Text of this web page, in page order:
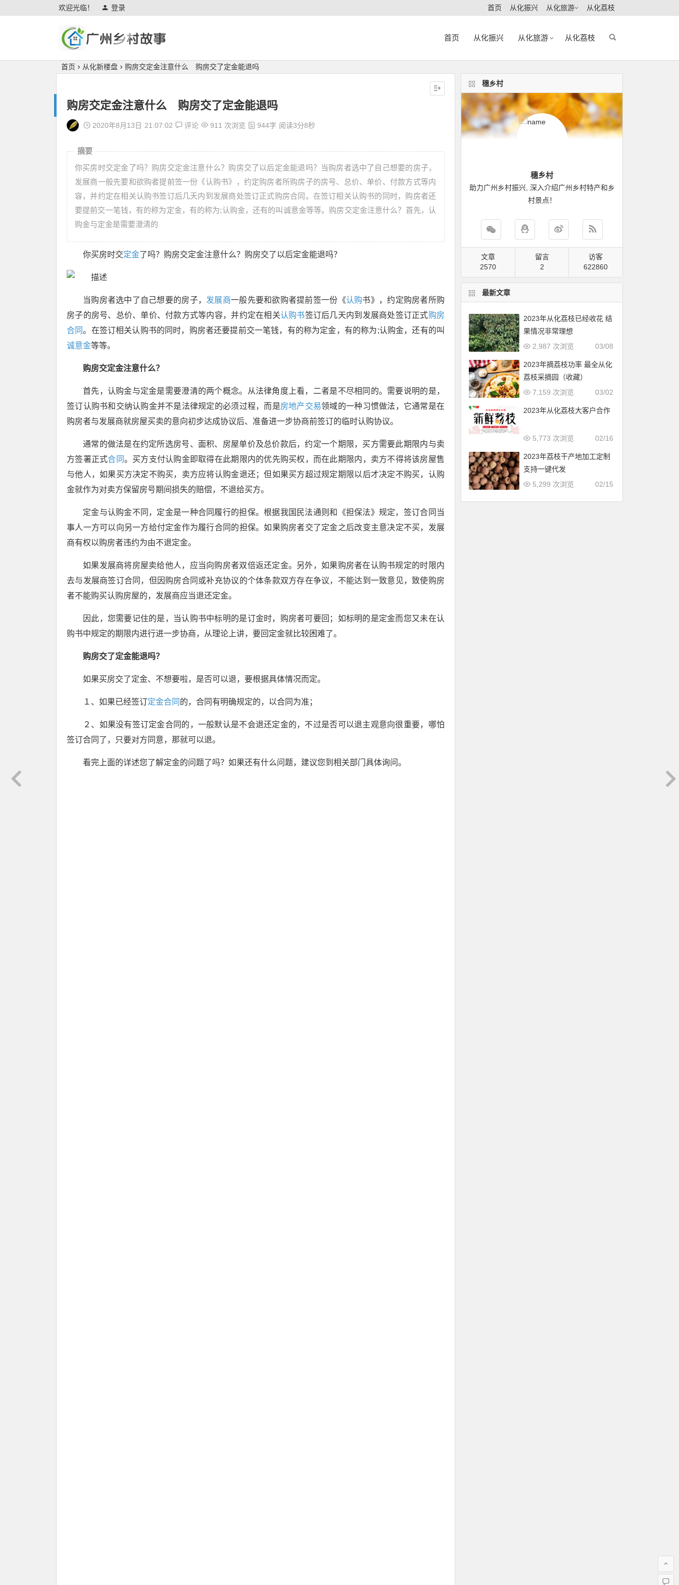
欢迎光临！ 登录 首页 从化振兴 从化旅游 从化荔枝
广州乡村故事
首页 从化振兴 从化旅游 从化荔枝
首页 从化新楼盘 购房交定金注意什么 购房交了定金能退吗
购房交定金注意什么 购房交了定金能退吗
2020年8月13日 21:07:02 评论 911 次浏览 944字 阅读3分8秒
摘要
你买房时交定金了吗？购房交定金注意什么？购房交了以后定金能退吗？当购房者选中了自己想要的房子，
发展商一般先要和欲购者提前签一份《认购书》，约定购房者所购房子的房号、总价、单价、付款方式等内
容，并约定在相关认购书签订后几天内到发展商处签订正式购房合同。在签订相关认购书的同时，购房者还
要提前交一笔钱，有的称为定金，有的称为;认购金，还有的叫诚意金等等。购房交定金注意什么？首先，认
购金与定金是需要澄清的
你买房时交定金了吗？购房交定金注意什么？购房交了以后定金能退吗？
当购房者选中了自己想要的房子， 发展商一般先要和欲购者提前签一份《认购书》，约定购房者所购
房子的房号、总价、单价、付款方式等内容，并约定在相关认购书签订后几天内到发展商处签订正式购房
合同。在签订相关认购书的同时，购房者还要提前交一笔钱，有的称为定金，有的称为;认购金，还有的叫
诚意金等等。
购房交定金注意什么？
首先，认购金与定金是需要澄清的两个概念。从法律角度上看，二者是不尽相同的。需要说明的是，
签订认购书和交纳认购金并不是法律规定的必须过程，而是房地产交易领域的一种习惯做法，它通常是在
购房者与发展商就房屋买卖的意向初步达成协议后、准备进一步协商前签订的临时认购协议。
通常的做法是在约定所选房号、面积、房屋单价及总价款后，约定一个期限，买方需要此期限内与卖
方签署正式合同。买方支付认购金即取得在此期限内的优先购买权，而在此期限内，卖方不得将该房屋售
与他人，如果买方决定不购买，卖方应将认购金退还；但如果买方超过规定期限以后才决定不购买，认购
金就作为对卖方保留房号期间损失的赔偿，不退给买方。
定金与认购金不同，定金是一种合同履行的担保。根据我国民法通则和《担保法》规定，签订合同当
事人一方可以向另一方给付定金作为履行合同的担保。如果购房者交了定金之后改变主意决定不买，发展
商有权以购房者违约为由不退定金。
如果发展商将房屋卖给他人，应当向购房者双倍返还定金。另外，如果购房者在认购书规定的时限内
去与发展商签订合同，但因购房合同或补充协议的个体条款双方存在争议，不能达到一致意见，致使购房
者不能购买认购房屋的，发展商应当退还定金。
因此，您需要记住的是，当认购书中标明的是订金时，购房者可要回；如标明的是定金而您又未在认
购书中规定的期限内进行进一步协商，从理论上讲，要回定金就比较困难了。
购房交了定金能退吗？
如果买房交了定金、不想要啦，是否可以退，要根据具体情况而定。
１、如果已经签订定金合同 的，合同有明确规定的，以合同为准；
２、如果没有签订定金合同的，一般默认是不会退还定金的，不过是否可以退主观意向很重要，哪怕
签订合同了，只要对方同意，那就可以退。
看完上面的详述您了解定金的问题了吗？如果还有什么问题，建议您到相关部门具体询问。
穗乡村
穗乡村
助力广州乡村振兴, 深入介绍广州乡村特产和乡
村景点！
文章
2570
留言
2
访客
823065
最新文章
2023年从化荔枝已经收花 结
果情况非常理想
03/08
2,987 次浏览
2023年摘荔枝功率 最全从化
荔枝采摘园（收藏）
03/02
7,159 次浏览
2023年从化荔枝大客户合作
02/16
5,773 次浏览
2023年荔枝干产地加工定制
支持一键代发
02/15
5,299 次浏览